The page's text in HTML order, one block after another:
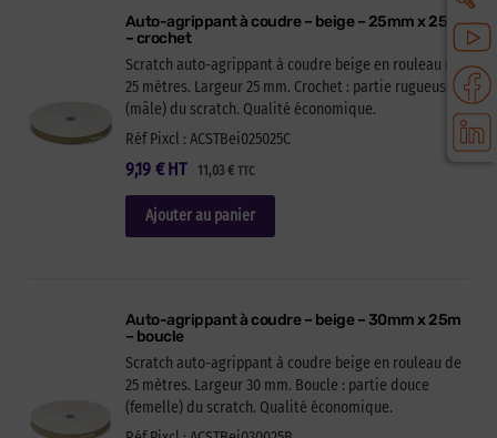
Auto-agrippant à coudre – beige – 25mm x 25m
– crochet
Scratch auto-agrippant à coudre beige en rouleau de
25 mètres. Largeur 25 mm. Crochet : partie rugueuse
(mâle) du scratch. Qualité économique.
Réf Pixcl : ACSTBei025025C
9,19 € 11,03 €TTC
HT
Ajouter au panier
Auto-agrippant à coudre – beige – 30mm x 25m
– boucle
Scratch auto-agrippant à coudre beige en rouleau de
25 mètres. Largeur 30 mm. Boucle : partie douce
(femelle) du scratch. Qualité économique.